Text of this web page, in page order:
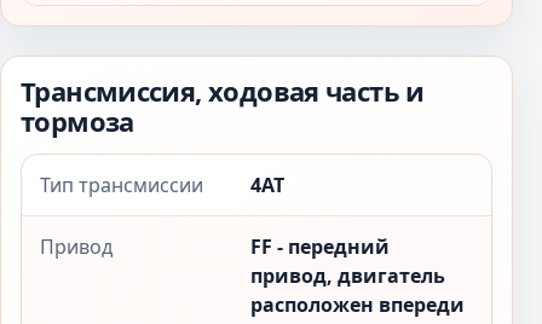
Трансмиссия, ходовая часть и
тормоза
Тип трансмиссии 4AT
Привод
FF - передний
привод, двигатель
расположен впереди